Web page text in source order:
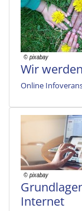
Wir
Online
Internet